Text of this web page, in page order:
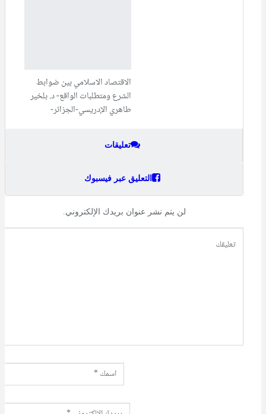
الاقتصاد الاسلامي بين ضوابط
الشرع ومتطلبات الواقع- د. بلخير
طاهري الإدريسي-الجزائر-
تعليقات
التعليق عبر فيسبوك
لن يتم نشر عنوان بريدك الإلكتروني.